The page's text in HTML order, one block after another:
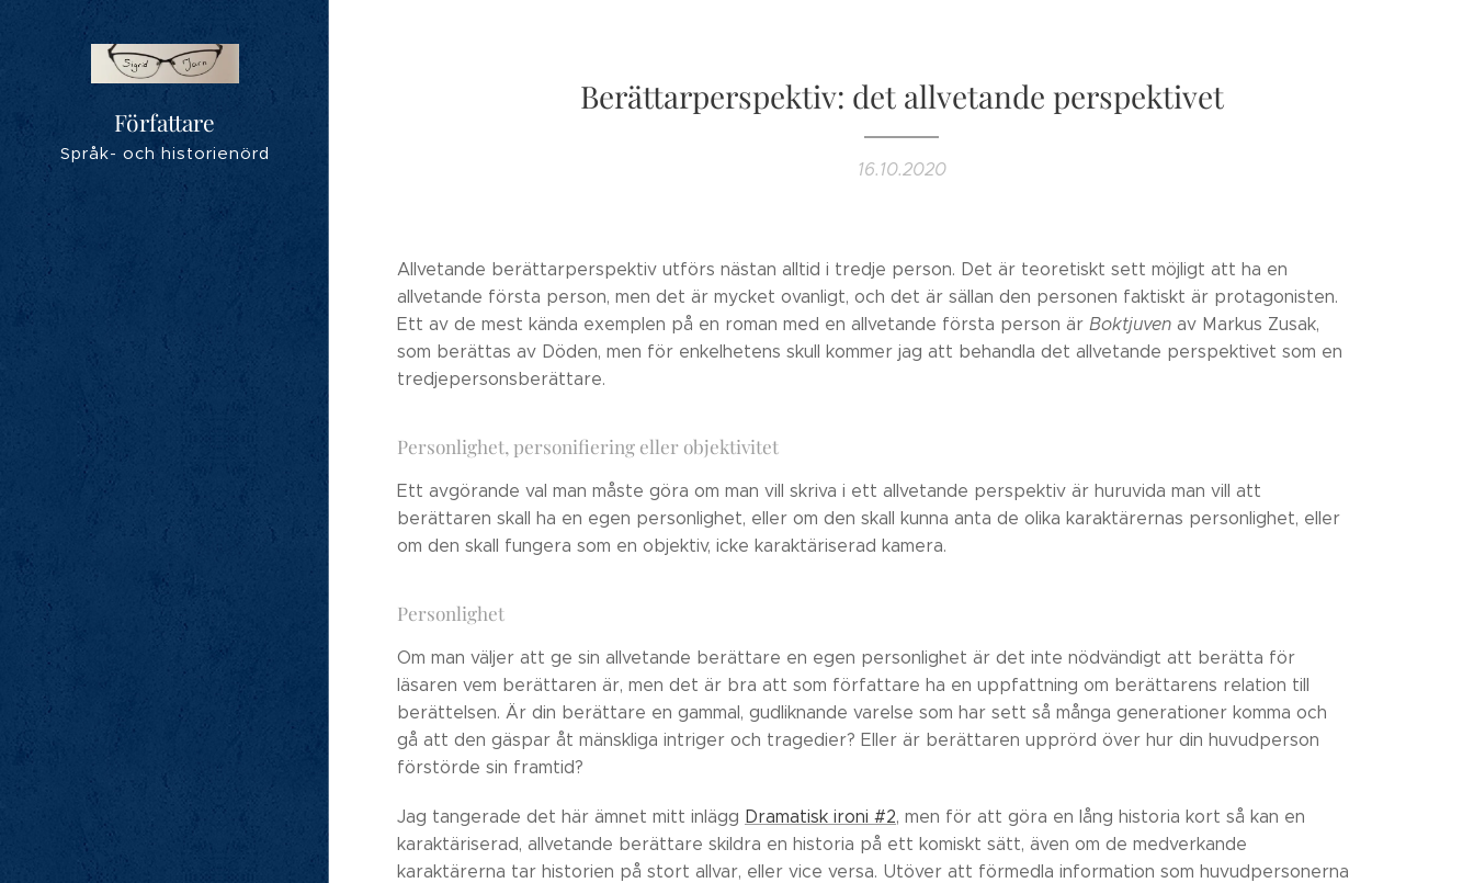
Författare
Språk- och historienörd
Berättarperspektiv: det allvetande perspektivet
16.10.2020
Allvetande berättarperspektiv utförs nästan alltid i tredje person. Det är teoretiskt sett möjligt att ha en
allvetande första person, men det är mycket ovanligt, och det är sällan den personen faktiskt är protagonisten.
Ett av de mest kända exemplen på en roman med en allvetande första person är Boktjuven av Markus Zusak,
som berättas av Döden, men för enkelhetens skull kommer jag att behandla det allvetande perspektivet som en
tredjepersonsberättare.
Personlighet, personifiering eller objektivitet
Ett avgörande val man måste göra om man vill skriva i ett allvetande perspektiv är huruvida man vill att
berättaren skall ha en egen personlighet, eller om den skall kunna anta de olika karaktärernas personlighet, eller
om den skall fungera som en objektiv, icke karaktäriserad kamera.
Personlighet
Om man väljer att ge sin allvetande berättare en egen personlighet är det inte nödvändigt att berätta för
läsaren vem berättaren är, men det är bra att som författare ha en uppfattning om berättarens relation till
berättelsen. Är din berättare en gammal, gudliknande varelse som har sett så många generationer komma och
gå att den gäspar åt mänskliga intriger och tragedier? Eller är berättaren upprörd över hur din huvudperson
förstörde sin framtid?
Jag tangerade det här ämnet mitt inlägg Dramatisk ironi #2, men för att göra en lång historia kort så kan en
karaktäriserad, allvetande berättare skildra en historia på ett komiskt sätt, även om de medverkande
karaktärerna tar historien på stort allvar, eller vice versa. Utöver att förmedla information som huvudpersonerna